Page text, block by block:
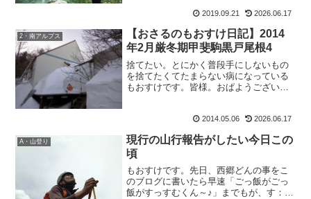
『黒部源流で、さぶちゃんとさんぱっち
んにまさかの遭遇！』と。魚津では友達
夫婦のトモさん＆ヨッペさんと...
2019.09.21 2026.06.17
2・南アルプス
【おさるのもおすけ日記】2014
年2月厳冬期甲斐駒黒戸尾根4
捨てたい。とにかく普段手にしないもの
を捨てたくてたまらない病になっている
もおすけです。皆様。おぱようございま
モノの持つエネルギーが停滞するから運
2014.05.06 2026.06.17
A・山登り
現行の山行報告がしたい今日この
頃
もおすけです。先日、西郷どんの事をこ
のブログに書いたら早速「ごっ飯がごっ
飯がすっすむくん～♪」までもが、す：